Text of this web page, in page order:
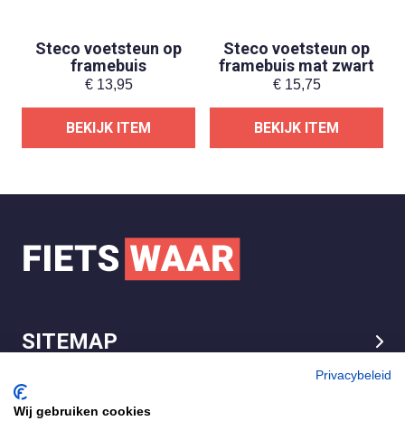
Steco voetsteun op
framebuis
€13,95
BEKIJK ITEM
Steco voetsteun op
framebuis mat zwart
€15,75
BEKIJK ITEM
SITEMAP
LEGAL
Privacybeleid
Wij gebruiken cookies